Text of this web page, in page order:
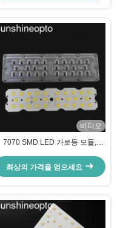
비디오
7070 SMD LED 가로등 모듈,
LED 칩 사용, 50W-120W 보도 조
명용
최상의 가격을 얻으세요